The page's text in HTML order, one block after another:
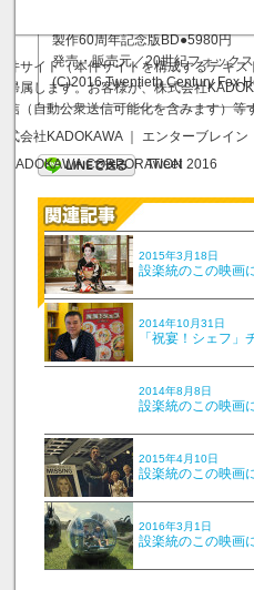
本件サイト（本件サイトを構成するテキ
に帰属します。お客様が、株式会社
送信（自動公衆送信可能化を含みます）
株式会社KADOKAWA ｜ エンターブレイ
© KADOKAWA CORPORATION 2016
製作60周年記念版BD●5980円
発売・販売元／20世紀フォック
(C)2016 Twentieth Century Fox
Tweet
2015年3月18日
設楽統のこの映画
2014年10月31日
「祝宴！シェフ
2014年8月8日
設楽統のこの映画
2015年4月10日
設楽統のこの映画
2016年3月1日
設楽統のこの映画